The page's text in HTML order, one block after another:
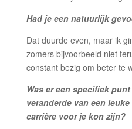
Had je een natuurlijk
Dat duurde even, maar ik
zomers bijvoorbeeld niet
constant bezig om beter te
Was er een specifiek
veranderde van een
carrière voor je kon zijn?